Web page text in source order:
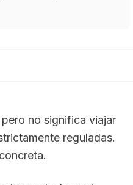
no significa viajar
reguladas.